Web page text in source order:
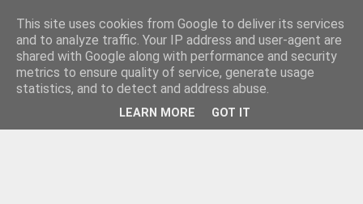
This site uses cookies from Google to deliver its services
and to analyze traffic. Your IP address and user-agent are
shared with Google along with performance and security
metrics to ensure quality of service, generate usage
statistics, and to detect and address abuse.
LEARN MORE GOT IT